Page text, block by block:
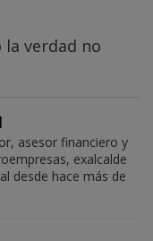
la verdad no
asesor financiero y
exalcalde
desde hace más de